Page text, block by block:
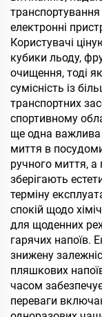
електронні
Користувачі
кубики льоду,
очищення, тоді
сумісність із
транспортних
спортивному
ще одна важлива
миття в
ручного миття, а
зберігають
терміну
спокій щодо
для щоденних
гарячих напоїв.
знижену
пляшкових
часом
переваги